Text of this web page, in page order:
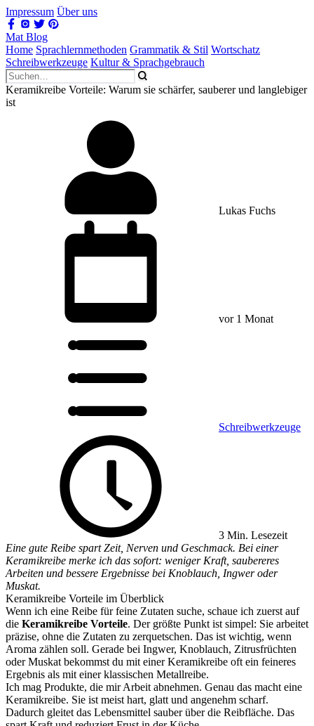
Impressum Über uns
Mat Blog
Home Sprachlernmethoden Grammatik & Stil Wortschatz
Schreibwerkzeuge Kultur & Sprachgebrauch
Keramikreibe Vorteile: Warum sie schärfer, sauberer und langlebiger
ist
Lukas Fuchs
vor 1 Monat
Schreibwerkzeuge
3 Min. Lesezeit
Eine gute Reibe spart Zeit, Nerven und Geschmack. Bei einer
Keramikreibe merke ich das sofort: weniger Kraft, saubereres
Arbeiten und bessere Ergebnisse bei Knoblauch, Ingwer oder
Muskat.
Keramikreibe Vorteile im Überblick
Wenn ich eine Reibe für feine Zutaten suche, schaue ich zuerst auf
die Keramikreibe Vorteile. Der größte Punkt ist simpel: Sie arbeitet
präzise, ohne die Zutaten zu zerquetschen. Das ist wichtig, wenn
Aroma zählen soll. Gerade bei Ingwer, Knoblauch, Zitrusfrüchten
oder Muskat bekommst du mit einer Keramikreibe oft ein feineres
Ergebnis als mit einer klassischen Metallreibe.
Ich mag Produkte, die mir Arbeit abnehmen. Genau das macht eine
Keramikreibe. Sie ist meist hart, glatt und angenehm scharf.
Dadurch gleitet das Lebensmittel sauber über die Reibfläche. Das